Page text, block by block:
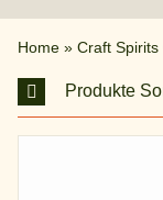
Home» Craft
Produkte